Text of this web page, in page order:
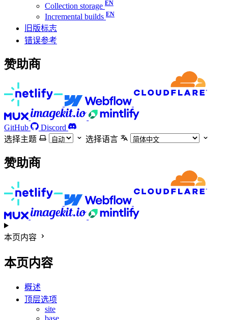
Collection storage
Incremental builds
旧版标志
错误参考
赞助商
GitHub
Discord
选择主题
选择语言
赞助商
本页内容
本页内容
概述
顶层选项
site